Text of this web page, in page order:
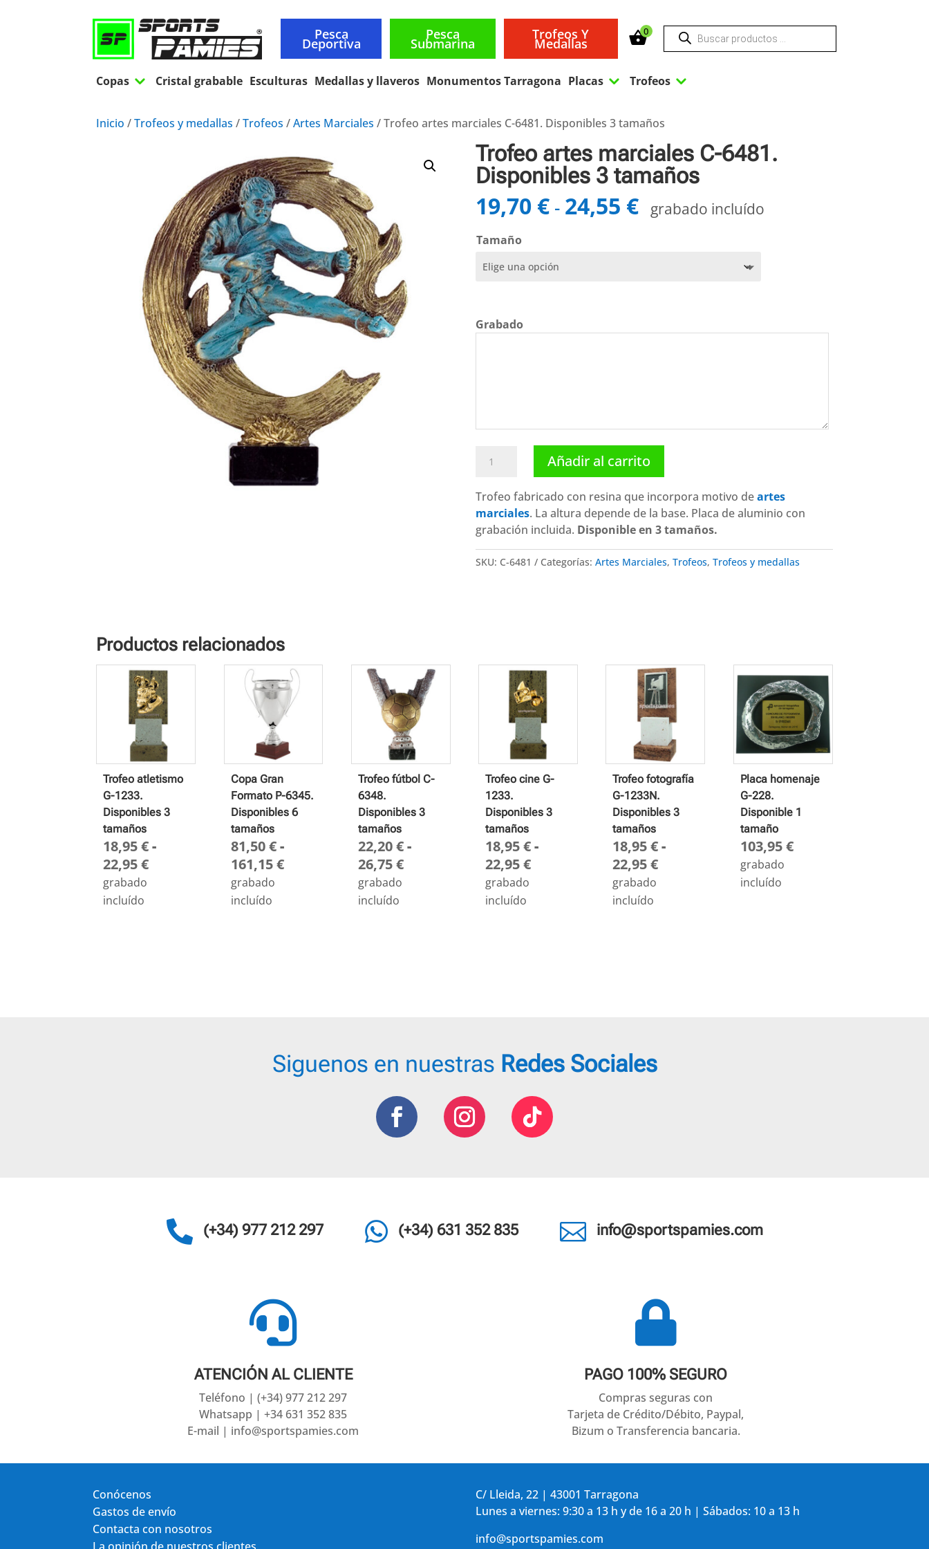
Pesca
Deportiva
Pesca
Submarina
Trofeos Y
Medallas
0 Búsqueda
productos
Copas 3 Cristal grabable Esculturas Medallas y llaveros Monumentos Tarragona Placas 3 Trofeos 3
Inicio /Trofeos y medallas /Trofeos /Artes Marciales / Trofeo artes marciales C-6481. Disponibles 3 tamaños
Trofeo artes marciales C-6481.
Disponibles 3 tamaños
19,70 € - 24,55 €Rango
de
grabado incluído
Tamaño
Grabado
artes
C-
6481.
Disponibles
3
tamaños
Añadir al carrito
Trofeo fabricado con resina que incorpora motivo deartes
marciales. La altura depende de la base. Placa de aluminio con
grabación incluida. Disponible en 3 tamaños.
SKU: C-6481 Categorías: Artes Marciales, Trofeos, Trofeos y medallas
Productos relacionados
Trofeo atletismo
G-1233.
Disponibles 3
tamaños
18,95€ -
22,95€Rango
grabado
incluído
Copa Gran
Formato P-6345.
Disponibles 6
tamaños
81,50€-
161,15€Rango
grabado
incluído
Trofeo fútbol C-
6348.
Disponibles 3
tamaños
22,20€-
26,75€Rango
grabado
incluído
Trofeo cine G-
1233.
Disponibles 3
tamaños
18,95€-
22,95€Rango
grabado
incluído
Trofeo fotografía
G-1233N.
Disponibles 3
tamaños
18,95€ -
22,95€Rango
grabado
incluído
Placa homenaje
G-228.
Disponible 1
tamaño
103,95€
grabado
incluído
Siguenos en nuestras Redes Sociales
 (+34) 977 212 297  (+34) 631 352 835  info@sportspamies.com

ATENCIÓN AL CLIENTE
Teléfono | (+34) 977 212 297
Whatsapp | +34 631 352 835
E-mail | info@sportspamies.com

PAGO 100% SEGURO
Compras seguras con
Tarjeta de Crédito/Débito, Paypal,
Bizum o Transferencia bancaria.
Conócenos
Gastos de envío
Contacta con nosotros
C/ Lleida, 22 | 43001 Tarragona
Lunes a viernes: 9:30 a 13 h y de 16 a 20 h | Sábados: 10 a 13 h
info@sportspamies.com